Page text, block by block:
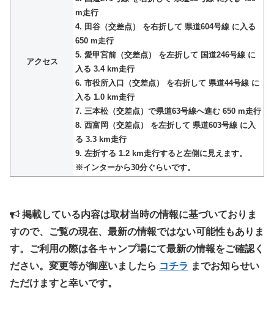
アクセス
m走行
4. 田谷（交差点） を右折して 県道604号線 に入る
650 m走行
5. 愛甲宮前（交差点） を左折して 国道246号線 に
入る 3.4 km走行
6. 市役所入口（交差点） を右折して 県道44号線 に
入る 1.0 km走行
7. 三本松（交差点）で県道63号線へ進む 650 m走行
8. 西富岡（交差点） を左折して 県道603号線 に入
る 3.3 km走行
9. 左折する 1.2 km走行すると左側に見えます。
※インターから30分ぐらいです。
掲載している内容は取材当時の情報に基づいておりま
すので、ご覧の現在、最新の情報ではない可能性もありま
す。ご利用の際は各キャンプ場にて最新の情報をご確認く
ださい。変更等が御座いましたら コチラ までお知らせい
ただけますと幸いです。